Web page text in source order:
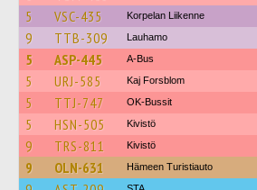
5 VSC-435 Korpelan Liikenne
9 TTB-309 Lauhamo
5 ASP-445 A-Bus
5 URJ-585 Kaj Forsblom
5 TTJ-747 OK-Bussit
5 HSN-505 Kivistö
9 TRS-811 Kivistö
9 OLN-631 Hämeen Turistiauto